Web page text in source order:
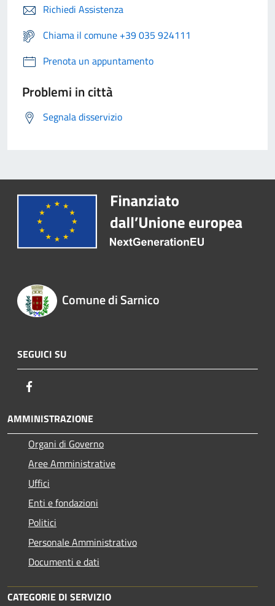
Richiedi Assistenza
Chiama il comune +39 035 924111
Prenota un appuntamento
Problemi in città
Segnala disservizio
Comune di Sarnico
SEGUICI SU
AMMINISTRAZIONE
Organi di Governo
Aree Amministrative
Uffici
Enti e fondazioni
Politici
Personale Amministrativo
Documenti e dati
CATEGORIE DI SERVIZIO